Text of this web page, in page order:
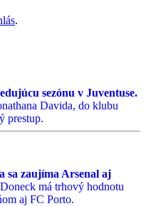
.
sezónu v Juventuse.
Davida, do klubu
prestup.
sa zaujíma Arsenal aj
má trhový hodnotu
aj FC Porto.